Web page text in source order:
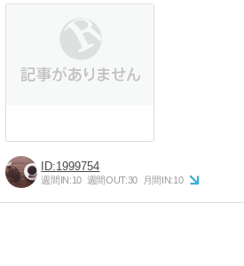
1999754
週間IN:10 週間OUT:30 月間IN:10